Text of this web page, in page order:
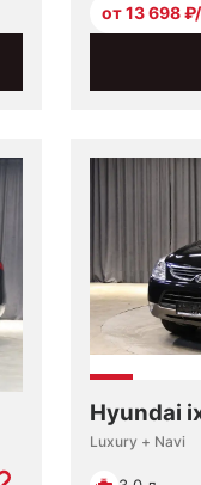
от 13 698
Hyundai
Luxury + Navi